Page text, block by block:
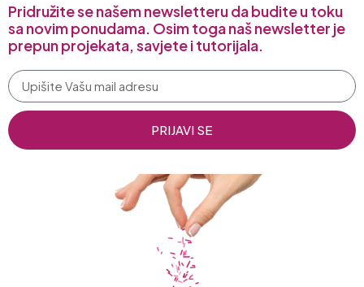
Pridružite se našem newsletteru da budite u toku
sa novim ponudama. Osim toga naš newsletter je
prepun projekata, savjete i tutorijala.
PRIJAVI SE